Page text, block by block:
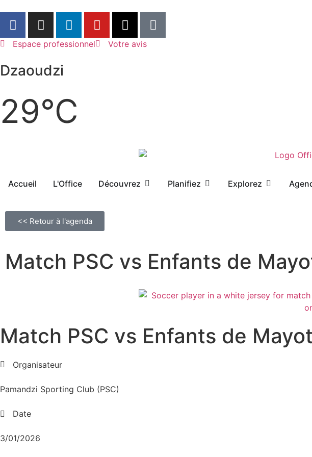
Espace professionnel Votre avis
Dzaoudzi
29°C
Accueil L'Office Découvrez Planifiez Explorez
<< Retour à l'agenda
Match PSC vs Enfants de
Match PSC vs Enfants de
Organisateur
Pamandzi Sporting Club (PSC)
Date
3/01/2026